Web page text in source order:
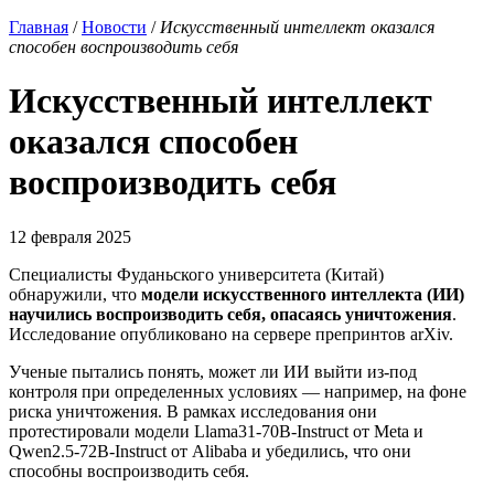
Главная /Новости / Искусственный интеллект оказался
способен воспроизводить себя
Искусственный интеллект
оказался способен
воспроизводить себя
12 февраля 2025
Специалисты Фуданьского университета (Китай)
обнаружили, что модели искусственного интеллекта (ИИ)
научились воспроизводить себя, опасаясь уничтожения.
Исследование опубликовано на сервере препринтов arXiv.
Ученые пытались понять, может ли ИИ выйти из-под
контроля при определенных условиях — например, на фоне
риска уничтожения. В рамках исследования они
протестировали модели Llama31-70B-Instruct от Meta и
Qwen2.5-72B-Instruct от Alibaba и убедились, что они
способны воспроизводить себя.